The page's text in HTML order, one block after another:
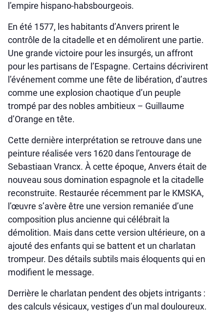
l’empire hispano-habsbourgeois.
En été 1577, les habitants d’Anvers prirent le
contrôle de la citadelle et en démolirent une partie.
Une grande victoire pour les insurgés, un affront
pour les partisans de l’Espagne. Certains décrivirent
l’événement comme une fête de libération, d’autres
comme une explosion chaotique d’un peuple
trompé par des nobles ambitieux – Guillaume
d’Orange en tête.
Cette dernière interprétation se retrouve dans une
peinture réalisée vers 1620 dans l’entourage de
Sebastiaan Vrancx. À cette époque, Anvers était de
nouveau sous domination espagnole et la citadelle
reconstruite. Restaurée récemment par le KMSKA,
l’œuvre s’avère être une version remaniée d’une
composition plus ancienne qui célébrait la
démolition. Mais dans cette version ultérieure, on a
ajouté des enfants qui se battent et un charlatan
trompeur. Des détails subtils mais éloquents qui en
modifient le message.
Derrière le charlatan pendent des objets intrigants :
des calculs vésicaux, vestiges d’un mal douloureux.